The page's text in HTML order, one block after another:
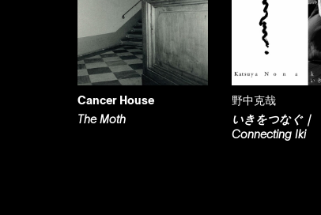
Cancer House
The Moth
野中克哉
いきをつなぐ｜
Connecting Iki